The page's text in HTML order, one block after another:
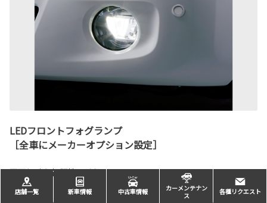
LEDフロントフォグランプ
［全車にメーカーオプション設定］
悪天候時も視認性を確保
店舗一覧 新車情報 中古車情報
カーメンテナン
ス
各種リクエスト